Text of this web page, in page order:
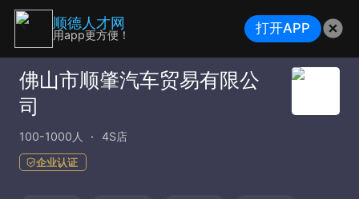
佛山市顺肇汽车贸易有限公
司
100-1000人 4S店
企业认证
顺德人才网
用app更方便！ 打开APP